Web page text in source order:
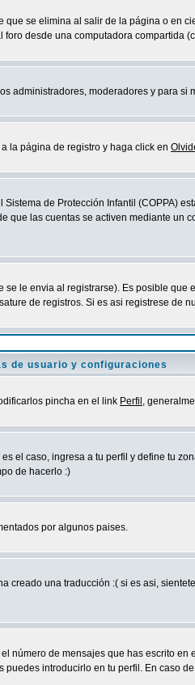
se elimina al salir de la página o en
desde una computadora compartida
administradores, moderadores y para si
la página de registro y haga click en
de Protección Infantil (COPPA)
las cuentas se activen mediante un
le envia al registrarse). Es posible
de registros. Si es asi registrese de
de usuario y configuraciones
pincha en el link Perfil ,
el caso, ingresa a tu perfil y define tu
de hacerlo :)
por algunos paises.
una traducción :( si es asi,
de mensajes que has escrito
introducirlo en tu perfil. En caso